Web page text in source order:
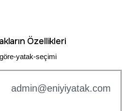
Özellikleri
admin@eniyiyatak.com